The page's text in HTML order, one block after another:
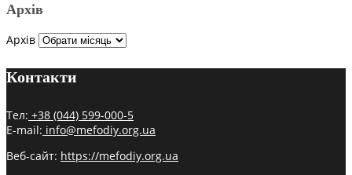
Архів
Архів
Контакти
Тел: +38 (044) 599-000-5
E-mail: info@mefodiy.org.ua
Веб-сайт: https://mefodiy.org.ua